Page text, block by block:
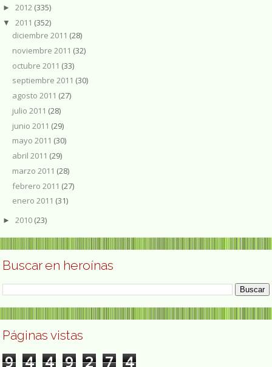
► 2012 (335)
▼ 2011 (352)
diciembre 2011 (28)
noviembre 2011 (32)
octubre 2011 (33)
septiembre 2011 (30)
agosto 2011 (27)
julio 2011 (28)
junio 2011 (29)
mayo 2011 (30)
abril 2011 (29)
marzo 2011 (28)
febrero 2011 (27)
enero 2011 (31)
► 2010 (23)
Buscar en heroínas
Páginas vistas
9 4 4 9 2 7 4